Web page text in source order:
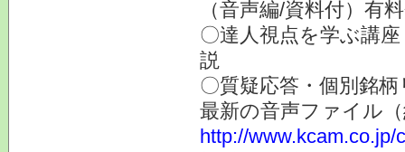
（音声編/資料付）有
〇達人視点を学ぶ講
説
〇質疑応答・個別銘
最新の音声ファイル
http://www.kcam.co.jp/